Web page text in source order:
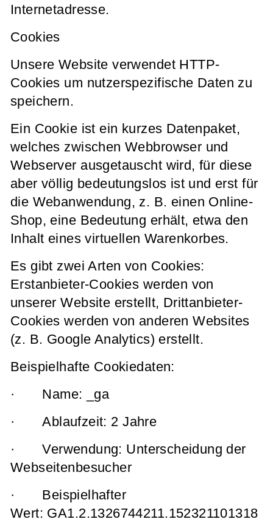
Internetadresse.
Cookies
Unsere Website verwendet HTTP-
Cookies um nutzerspezifische Daten zu
speichern.
Ein Cookie ist ein kurzes Datenpaket,
welches zwischen Webbrowser und
Webserver ausgetauscht wird, für diese
aber völlig bedeutungslos ist und erst für
die Webanwendung, z. B. einen Online-
Shop, eine Bedeutung erhält, etwa den
Inhalt eines virtuellen Warenkorbes.
Es gibt zwei Arten von Cookies:
Erstanbieter-Cookies werden von
unserer Website erstellt, Drittanbieter-
Cookies werden von anderen Websites
(z. B. Google Analytics) erstellt.
Beispielhafte Cookiedaten:
· Name: _ga
· Ablaufzeit: 2 Jahre
· Verwendung: Unterscheidung der
Webseitenbesucher
· Beispielhafter
Wert: GA1.2.1326744211.152321101318